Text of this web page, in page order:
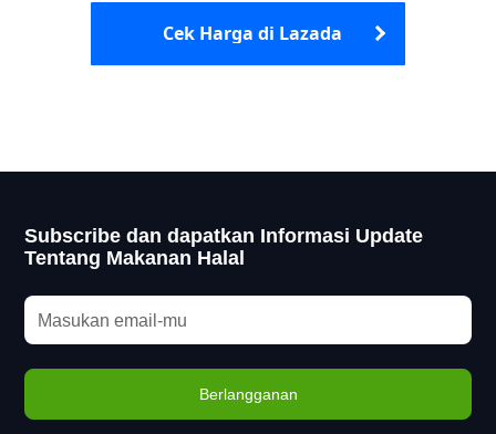
Cek Harga di Lazada
Subscribe dan dapatkan Informasi Update
Tentang Makanan Halal